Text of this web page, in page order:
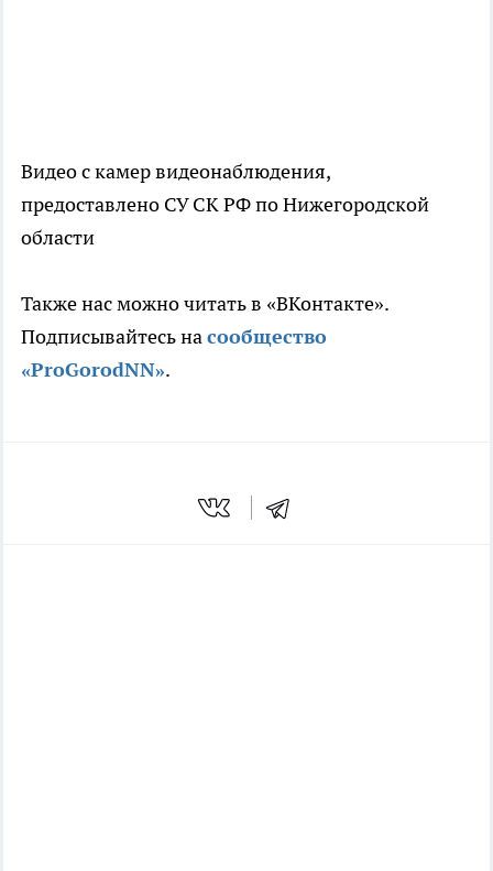
Видео с камер видеонаблюдения,
предоставлено СУ СК РФ по Нижегородской
области
Также нас можно читать в «ВКонтакте».
Подписывайтесь насообщество
«ProGorodNN».